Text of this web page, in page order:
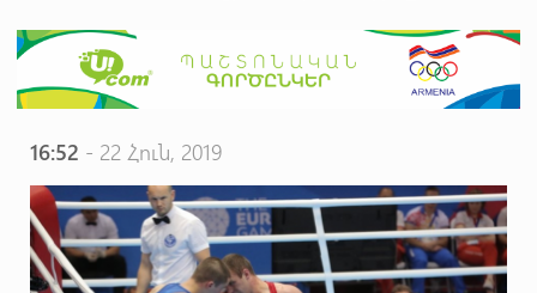
16:52 - 22 Հուն, 2019